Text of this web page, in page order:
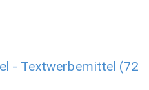
- Textwerbemittel (72